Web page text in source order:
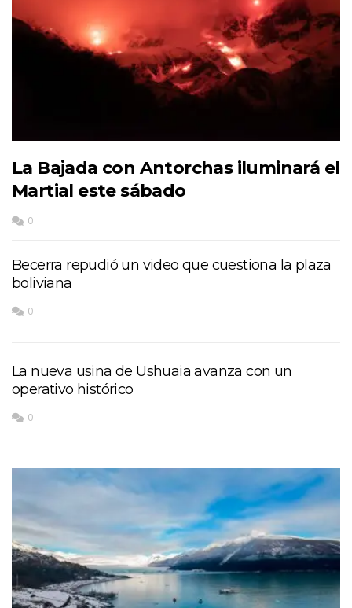
La Bajada con Antorchas iluminará el
Martial este sábado
0
Becerra repudió un video que cuestiona la plaza
boliviana
0
La nueva usina de Ushuaia avanza con un
operativo histórico
0